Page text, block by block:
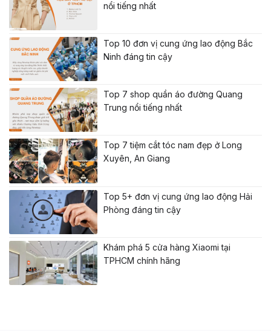
nổi tiếng nhất
Top 10 đơn vị cung ứng lao động Bắc
Ninh đáng tin cậy
Top 7 shop quần áo đường Quang
Trung nổi tiếng nhất
Top 7 tiệm cắt tóc nam đẹp ở Long
Xuyên, An Giang
Top 5+ đơn vị cung ứng lao động Hải
Phòng đáng tin cậy
Khám phá 5 cửa hàng Xiaomi tại
TPHCM chính hãng